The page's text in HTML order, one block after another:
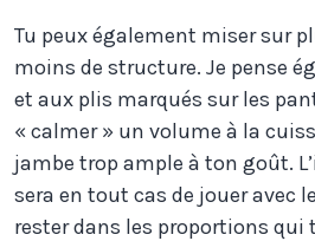
Tu peux également miser sur
moins de structure. Je pense
et aux plis marqués sur les
« calmer » un volume à la
jambe trop ample à ton goût.
sera en tout cas de jouer avec
rester dans les proportions qui